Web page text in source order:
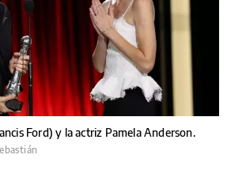
Ford) y la actriz Pamela Anderson.